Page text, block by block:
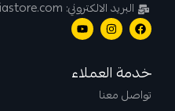
البريد الالكتروني: info@lafamiliastore.com
خدمة العملاء
تواصل معنا